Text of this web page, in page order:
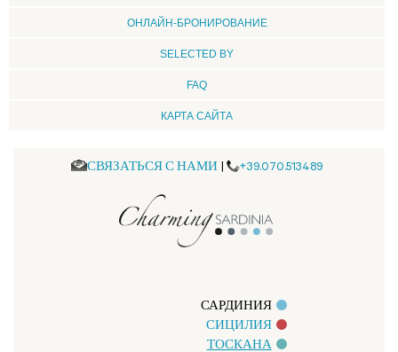
ОНЛАЙН-БРОНИРОВАНИЕ
SELECTED BY
FAQ
КАРТА САЙТА
СВЯЗАТЬСЯ С НАМИ | +39.070.513489
САРДИНИЯ
СИЦИЛИЯ
ТОСКАНА